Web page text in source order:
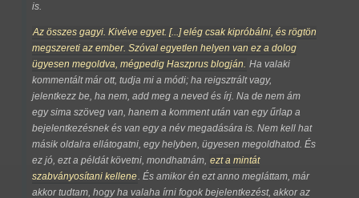
is.
Az összes gagyi. Kivéve egyet. [...] elég csak kipróbálni, és rögtön
megszereti az ember. Szóval egyetlen helyen van ez a dolog
ügyesen megoldva, mégpedig Haszprus blogján. Ha valaki
kommentált már ott, tudja mi a módi; ha reigsztrált vagy,
jelentkezz be, ha nem, add meg a neved és írj. Na de nem ám
egy sima szöveg van, hanem a komment után van egy űrlap a
bejelentkezésnek és van egy a név megadására is. Nem kell hat
másik oldalra ellátogatni, egy helyben, ügyesen megoldhatod. És
ez jó, ezt a példát követni, mondhatnám, ezt a mintát
szabványosítani kellene. És amikor én ezt anno megláttam, már
akkor tudtam, hogy ha valaha írni fogok bejelentkezést, akkor az